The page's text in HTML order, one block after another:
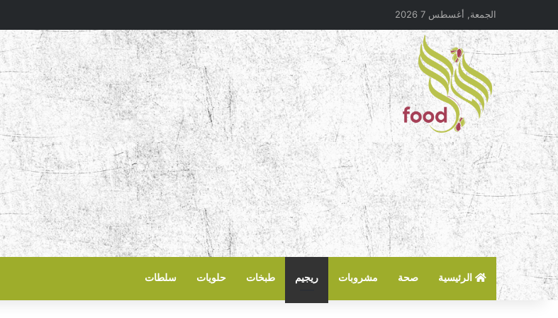
الجمعة, أغسطس 7 2026
الرئيسية صحة مشروبات ريجيم طبخات حلويات سلطات